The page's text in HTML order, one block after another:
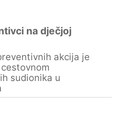
na dječjoj
akcija je
sudionika u